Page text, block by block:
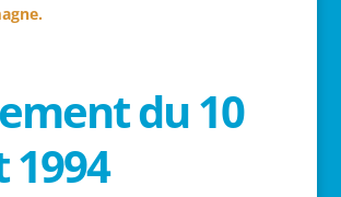
du 10